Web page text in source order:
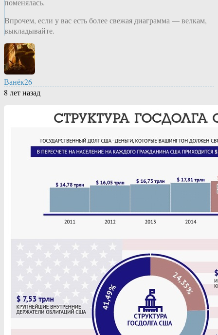
Впрочем, если у вас есть более свежая диаграмма — велкам,
выкладывайте.
Ванёк26
8 лет назад